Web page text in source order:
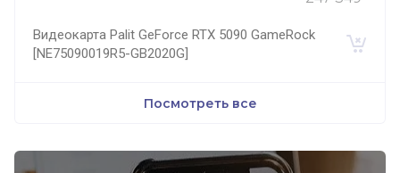
Видеокарта Palit GeForce RTX 5090 GameRock
[NE75090019R5-GB2020G]
Посмотреть все